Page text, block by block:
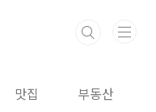
맛집 부동산